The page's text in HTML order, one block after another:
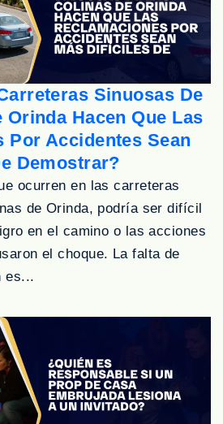
Sinuosas De
Orinda Hacen Que Las
Por Accidentes Sean
Demostrar?
ocurren en las carreteras
de Orinda, podría ser difícil
en el camino o las acciones
el choque. La falta de
es...